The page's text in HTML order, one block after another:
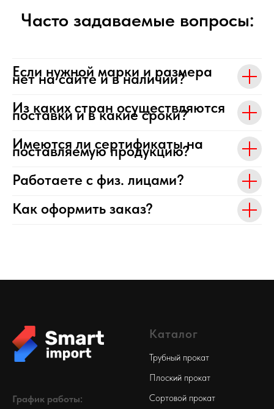
Часто задаваемые вопросы:
Если нужной марки и размера
нет на сайте и в наличии?
Из каких стран осуществляются
поставки и в какие сроки?
Имеются ли сертификаты на
поставляемую продукцию?
Работаете с физ. лицами?
Как оформить заказ?
График работы:
Каталог
Трубный прокат
Плоский прокат
Сортовой прокат